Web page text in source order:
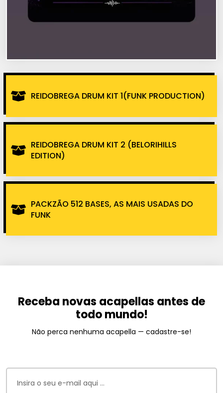
REIDOBREGA DRUM KIT 1(FUNK PRODUCTION)
REIDOBREGA DRUM KIT 2 (BELORIHILLS
EDITION)
PACKZÃO 512 BASES, AS MAIS USADAS DO
FUNK
Receba novas acapellas antes de
todo mundo!
Não perca nenhuma acapella — cadastre-se!